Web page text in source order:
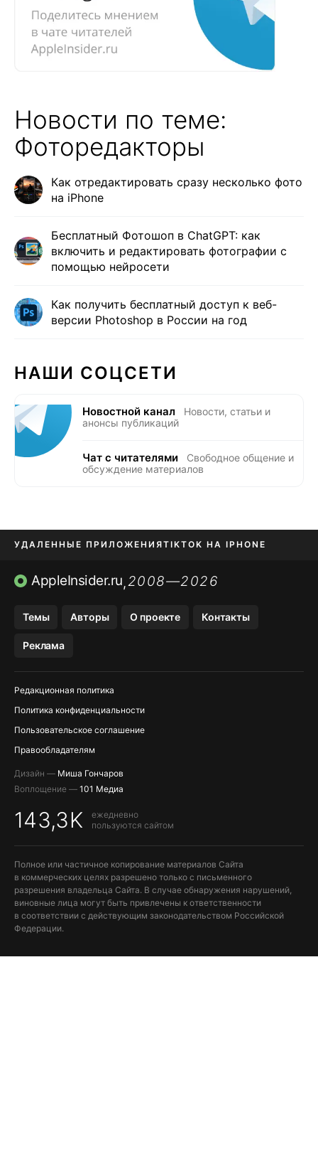
Новости по теме:
Фоторедакторы
Как отредактировать сразу несколько фото
на iPhone
Бесплатный Фотошоп в ChatGPT: как
включить и редактировать фотографии с
помощью нейросети
Как получить бесплатный доступ к веб-
версии Photoshop в России на год
НАШИ СОЦСЕТИ
Новостной канал
Новости, статьи и
анонсы публикаций
Чат с читателями
Свободное общение и
обсуждение материалов
УДАЛЕННЫЕ ПРИЛОЖЕНИЯTIKTOK НА IPHONE
ПРИЛОЖЕНИЯ БЕЗ APP STORE
AppleInsider.ru,2008—2026
Темы Авторы О проекте Контакты
Реклама
Редакционная политика
Политика конфиденциальности
Пользовательское соглашение
Правообладателям
Дизайн — Миша Гончаров
Воплощение — 101 Медиа
143,3K
ежедневно
пользуются сайтом
Полное или частичное копирование материалов Сайта
в коммерческих целях разрешено только с письменного
разрешения владельца Сайта. В случае обнаружения нарушений,
виновные лица могут быть привлечены к ответственности
в соответствии с действующим законодательством Российской
Федерации.